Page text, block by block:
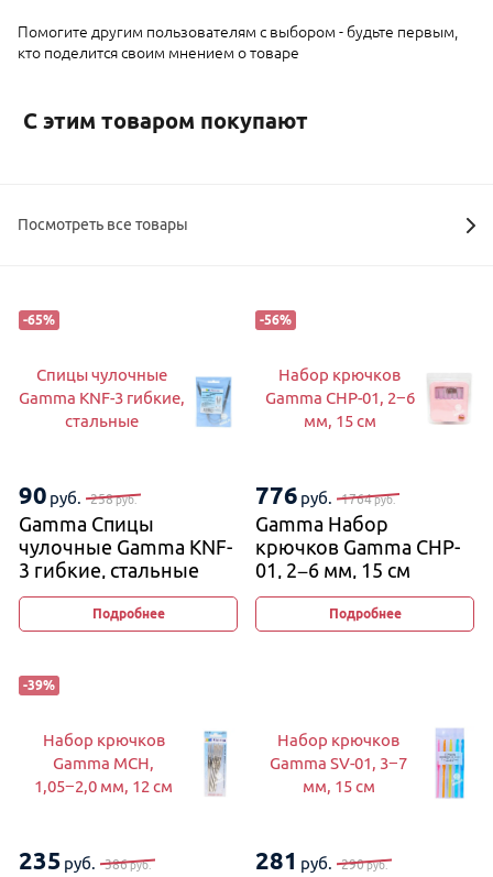
Помогите другим пользователям с выбором - будьте первым,
кто поделится своим мнением о товаре
С этим товаром покупают
Посмотреть все товары
-65%
Спицы чулочные
Gamma KNF-3 гибкие,
стальные
90 руб. 258руб.
Gamma Спицы
чулочные Gamma KNF-
3 гибкие, стальные
Подробнее
-56%
Набор крючков
Gamma CHP-01, 2−6
мм, 15 см
776 руб. 1764руб.
Gamma Набор
крючков Gamma CHP-
01, 2−6 мм, 15 см
Подробнее
-39%
Набор крючков
Gamma MCH,
1,05−2,0 мм, 12 см
235 руб. 386руб.
Набор крючков
Gamma SV-01, 3−7
мм, 15 см
281 руб. 290руб.